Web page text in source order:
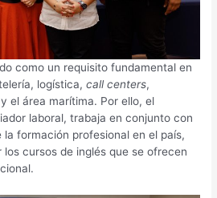
como un requisito fundamental en
logística,call centers,
el área marítima. Por ello, el
laboral, trabaja en conjunto con
formación profesional en el país,
cursos de inglés que se ofrecen